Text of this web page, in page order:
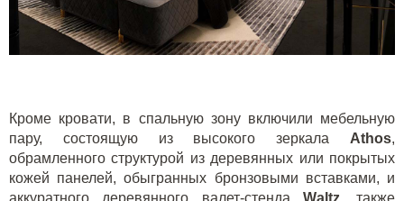
Кроме кровати, в спальную зону включили мебельную
пару, состоящую из высокого зеркала Athos,
обрамленного структурой из деревянных или покрытых
кожей панелей, обыгранных бронзовыми вставками, и
аккуратного деревянного валет-стенда Waltz , также